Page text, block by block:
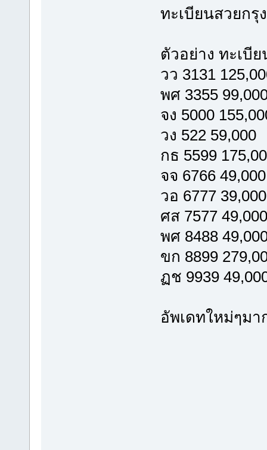
ทะเบียนสวยกรุ
ตัวอย่าง ทะเบี
วว 3131
พศ 3355
จง 5000
วง 522 59,000
กธ 5599
จจ 6766 49,000
วอ 6777 39,000
ศส 7577 49,000
พศ 8488
ขก 8899
ฏช 9939
อัพเดทใหม่ๆม